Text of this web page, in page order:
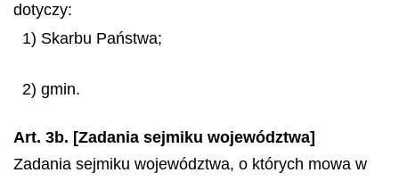
dotyczy:
1) Skarbu Państwa;
2) gmin.
Art. 3b. [Zadania sejmiku województwa]
Zadania sejmiku województwa, o których mowa w